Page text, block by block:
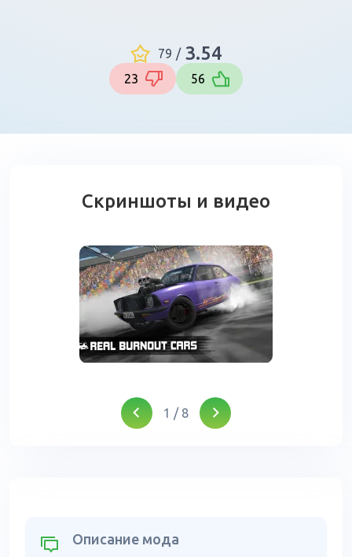
79 / 3.54
23 56
Скриншоты и видео
1 / 8
Описание мода